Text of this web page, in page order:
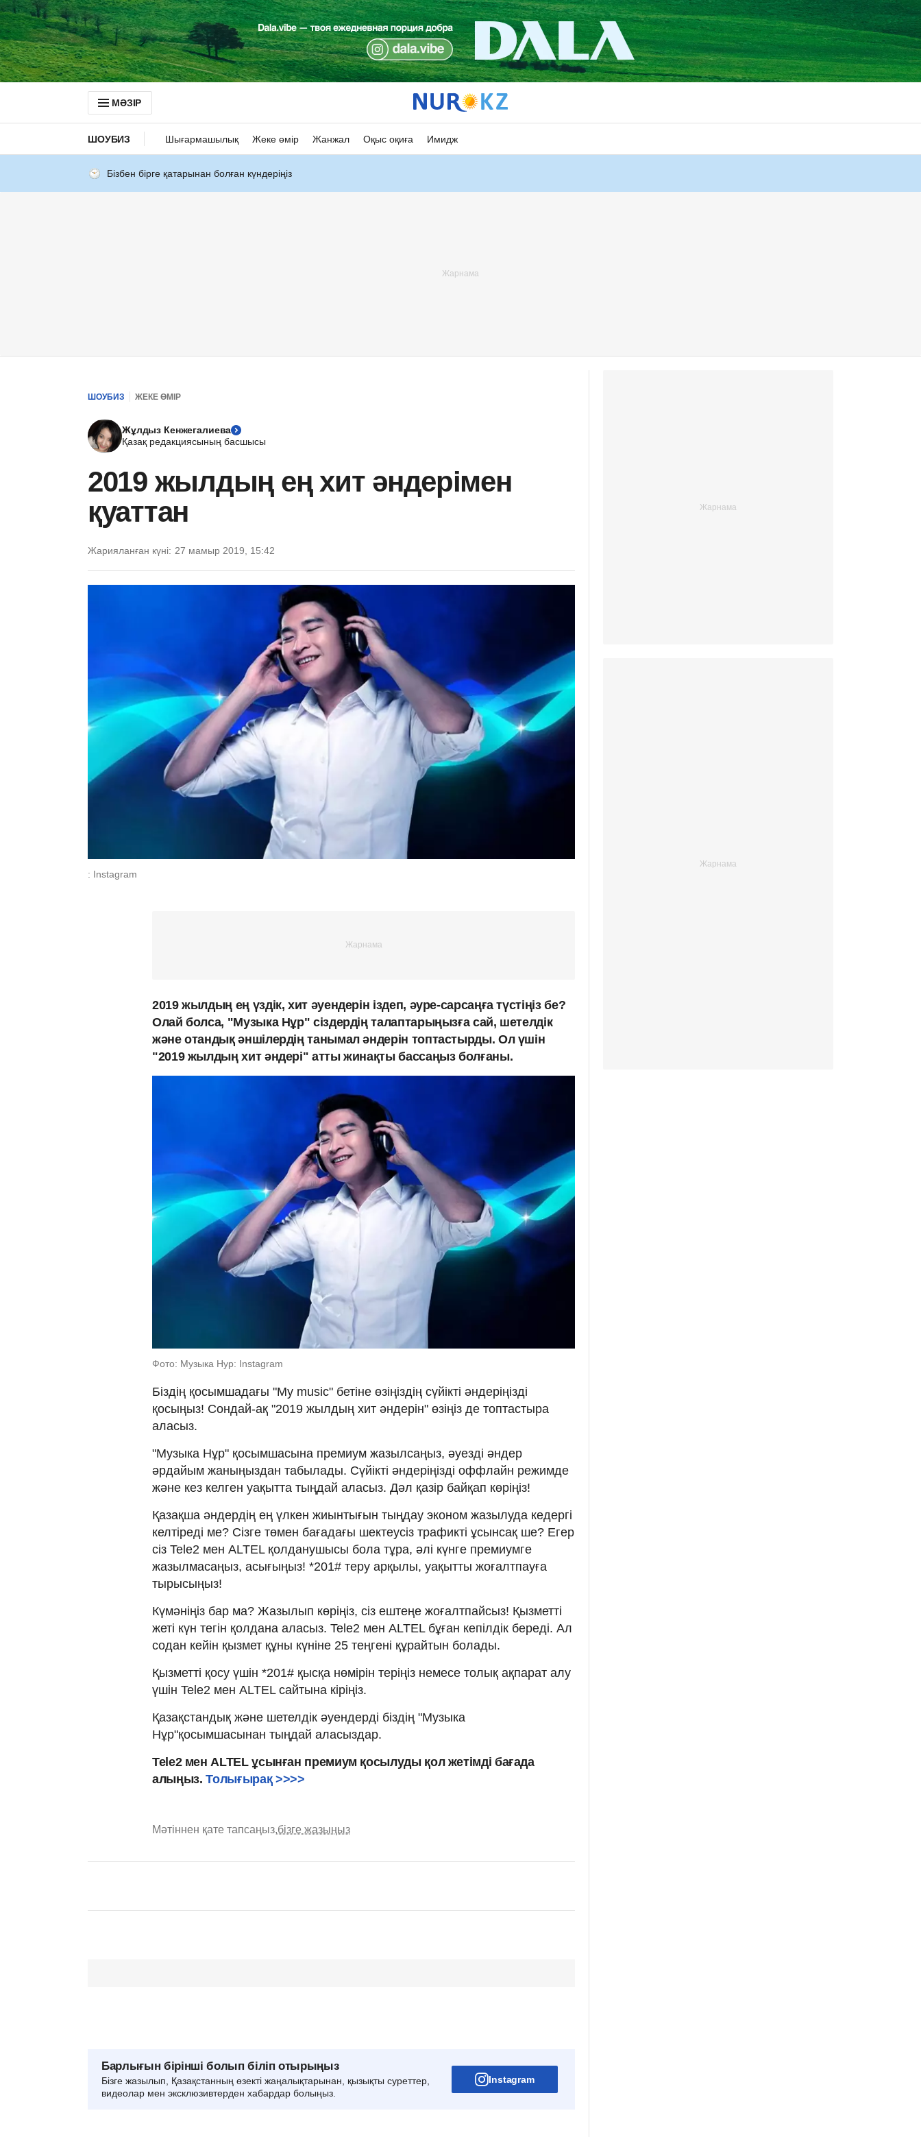
МӘЗІР
ШОУБИЗ Шығармашылық Жеке өмір Жанжал Оқыс оқиға Имидж
Бізбен бірге қатарынан болған күндеріңіз
ШОУБИЗ ЖЕКЕ ӨМІР
Жұлдыз Кенжегалиева
Қазақ редакциясының басшысы
2019 жылдың ең хит әндерімен
қуаттан
Жарияланған күні: 27 мамыр 2019, 15:42
: Instagram
2019 жылдың ең үздік, хит әуендерін іздеп, әуре-сарсаңға түстіңіз бе?
Олай болса, "Музыка Нұр" сіздердің талаптарыңызға сай, шетелдік
және отандық әншілердің танымал әндерін топтастырды. Ол үшін
"2019 жылдың хит әндері" атты жинақты бассаңыз болғаны.
Фото: Музыка Нур: Instagram
Біздің қосымшадағы "My music" бетіне өзіңіздің сүйікті әндеріңізді
қосыңыз! Сондай-ақ "2019 жылдың хит әндерін" өзіңіз де топтастыра
аласыз.
"Музыка Нұр" қосымшасына премиум жазылсаңыз, әуезді әндер
әрдайым жаныңыздан табылады. Сүйікті әндеріңізді оффлайн режимде
және кез келген уақытта тыңдай аласыз. Дәл қазір байқап көріңіз!
Қазақша әндердің ең үлкен жиынтығын тыңдау эконом жазылуда кедергі
келтіреді ме? Сізге төмен бағадағы шектеусіз трафикті ұсынсақ ше? Егер
сіз Tele2 мен ALTEL қолданушысы бола тұра, әлі күнге премиумге
жазылмасаңыз, асығыңыз! *201# теру арқылы, уақытты жоғалтпауға
тырысыңыз!
Күмәніңіз бар ма? Жазылып көріңіз, сіз ештеңе жоғалтпайсыз! Қызметті
жеті күн тегін қолдана аласыз. Tele2 мен ALTEL бұған кепілдік береді. Ал
содан кейін қызмет құны күніне 25 теңгені құрайтын болады.
Қызметті қосу үшін *201# қысқа нөмірін теріңіз немесе толық ақпарат алу
үшін Tele2 мен ALTEL сайтына кіріңіз.
Қазақстандық және шетелдік әуендерді біздің "Музыка
Нұр"қосымшасынан тыңдай аласыздар.
Tele2 мен ALTEL ұсынған премиум қосылуды қол жетімді бағада
алыңыз. Толығырақ >>>>
Мәтіннен қате тапсаңыз,бізге жазыңыз
Барлығын бірінші болып біліп отырыңыз
Бізге жазылып, Қазақстанның өзекті жаңалықтарынан, қызықты суреттер,
видеолар мен эксклюзивтерден хабардар болыңыз.
Instagram